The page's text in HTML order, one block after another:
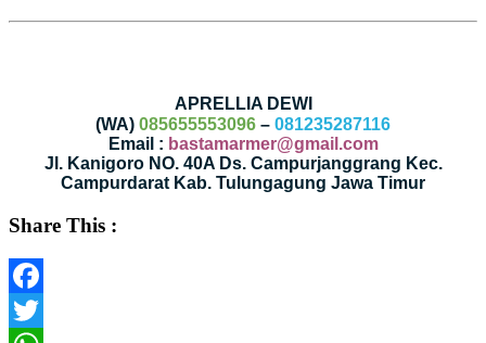
APRELLIA DEWI
(WA) 085655553096 – 081235287116
Email : bastamarmer@gmail.com
Jl. Kanigoro NO. 40A Ds. Campurjanggrang Kec.
Campurdarat Kab. Tulungagung Jawa Timur
Share This :
Facebook